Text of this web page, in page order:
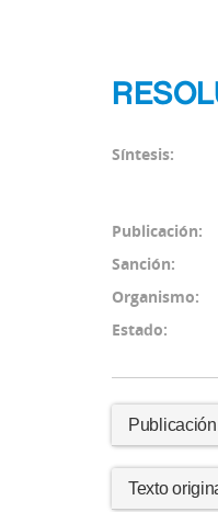
Síntesis:
Publicación:
Sanción:
Organismo:
Estado:
Texto